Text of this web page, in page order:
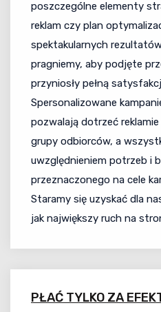
poszczególne elementy
reklam czy plan
spektakularnych
pragniemy, aby podjęte
przyniosły pełną
Spersonalizowane
pozwalają dotrzeć reklamie
grupy odbiorców, a
uwzględnieniem potrzeb i
przeznaczonego na cele
Staramy się uzyskać dla
jak największy ruch na
PŁAĆ TYLKO ZA